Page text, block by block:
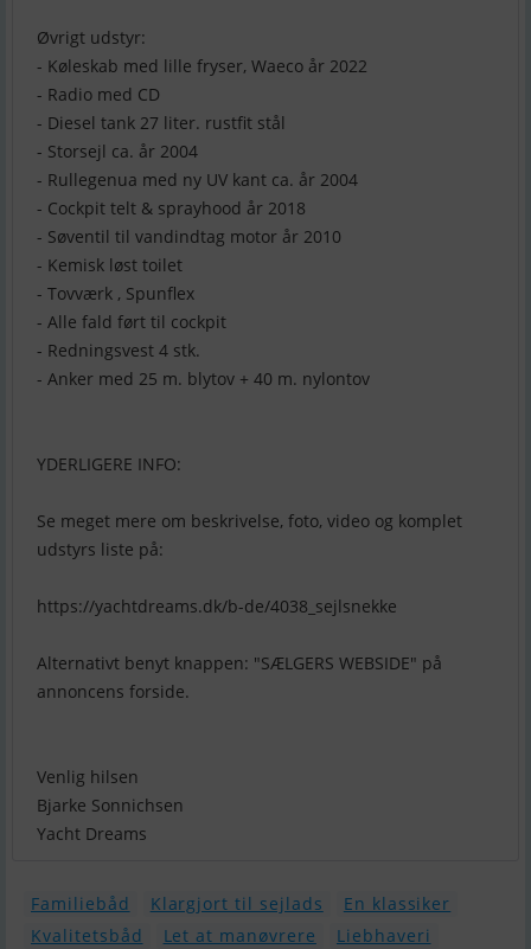
Øvrigt udstyr:
- Køleskab med lille fryser, Waeco år 2022
- Radio med CD
- Diesel tank 27 liter. rustfit stål
- Storsejl ca. år 2004
- Rullegenua med ny UV kant ca. år 2004
- Cockpit telt & sprayhood år 2018
- Søventil til vandindtag motor år 2010
- Kemisk løst toilet
- Tovværk , Spunflex
- Alle fald ført til cockpit
- Redningsvest 4 stk.
- Anker med 25 m. blytov + 40 m. nylontov
YDERLIGERE INFO:
Se meget mere om beskrivelse, foto, video og komplet
udstyrs liste på:
https://yachtdreams.dk/b-de/4038_sejlsnekke
Alternativt benyt knappen: "SÆLGERS WEBSIDE" på
annoncens forside.
Venlig hilsen
Bjarke Sonnichsen
Yacht Dreams
Familiebåd Klargjort til sejlads
En klassiker
Kvalitetsbåd
Let at manøvrere
Liebhaveri